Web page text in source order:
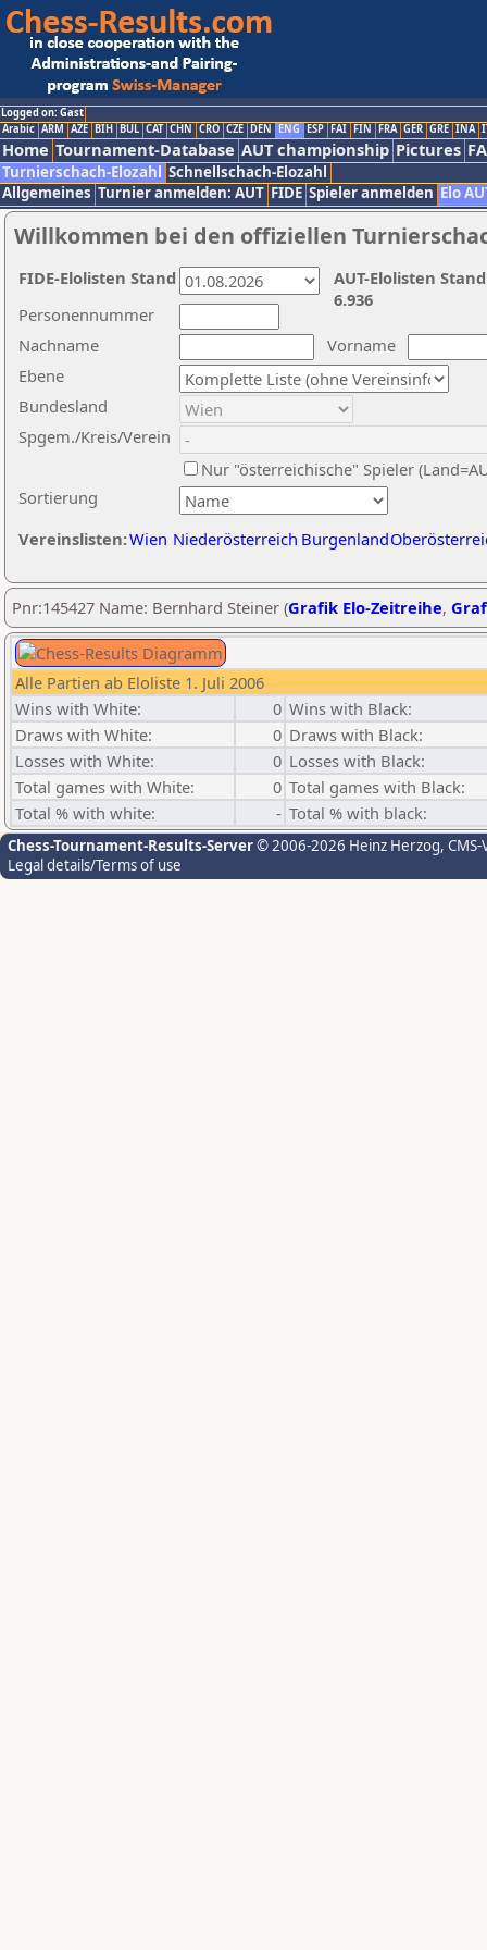
Logged on: Gast
Arabic ARM AZE BIH BUL CAT CHN CRO CZE DEN ENG ESP FAI FIN FRA GER GRE INA
Home Tournament-Database AUT championship Pictures
Turnierschach-Elozahl Schnellschach-Elozahl
Allgemeines Turnier anmelden: AUT FIDE Spieler anmelden Elo
Willkommen bei den offiziellen
Nachname
Vorname
Ebene
Sortierung
Personennummer
Bundesland
Spgem./Kreis/Verein
Nur "österreichische" Spieler
Vereinslisten:Wien Niederösterreich Burgenland
AUT-Elolisten
6.936
FIDE-Elolisten Stand
Pnr:145427 Name: Bernhard Steiner (Grafik Elo-Zeitreihe,
Alle Partien ab Eloliste 1. Juli 2006
Wins with White:
0 Wins with Black:
Draws with White:
0 Draws with Black:
Losses with White:
0 Losses with Black:
Total games with White:
0 Total games with Black:
Total % with white:
- Total % with black:
Chess-Tournament-Results-Server© 2006-2026 Heinz Herzog,
Legal details/Terms of use